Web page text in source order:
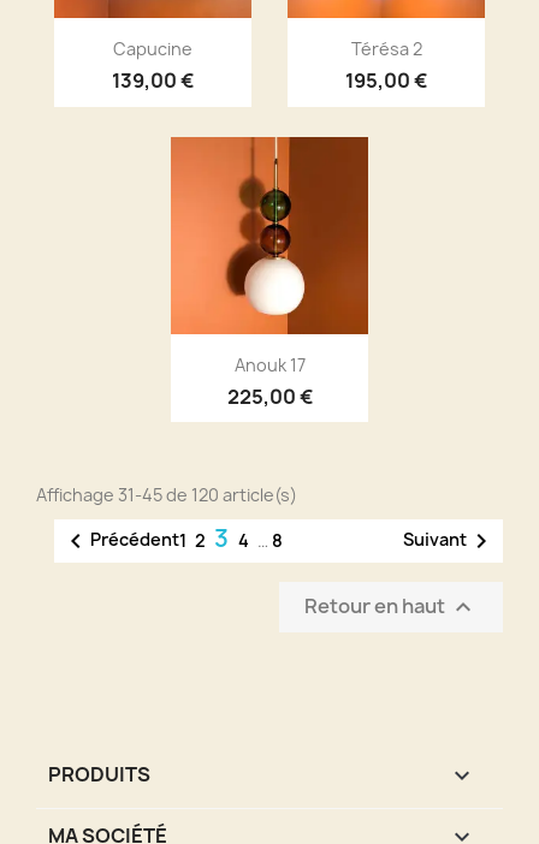
Aperçu rapide
Capucine
139,00 €
Aperçu rapide
Térésa 2
195,00 €
Aperçu rapide
Anouk 17
225,00 €
Affichage 31-45 de 120 article(s)
 Précédent1 2 3 4 … 8 Suivant 
Retour en haut 
PRODUITS 
MA SOCIÉTÉ 